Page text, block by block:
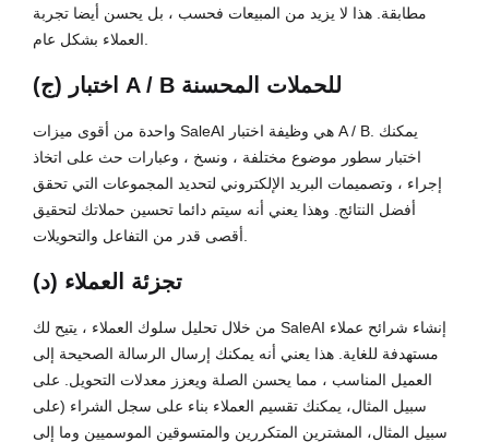
مطابقة. هذا لا يزيد من المبيعات فحسب ، بل يحسن أيضا تجربة
(ج) اختبار A / B للحملات المحسنة
واحدة من أقوى ميزات SaleAI هي وظيفة اختبار A / B. يمكنك
اختبار سطور موضوع مختلفة ، ونسخ ، وعبارات حث على اتخاذ
إجراء ، وتصميمات البريد الإلكتروني لتحديد المجموعات التي تحقق
أفضل النتائج. وهذا يعني أنه سيتم دائما تحسين حملاتك لتحقيق
(د) تجزئة العملاء
من خلال تحليل سلوك العملاء ، يتيح لك SaleAI إنشاء شرائح عملاء
مستهدفة للغاية. هذا يعني أنه يمكنك إرسال الرسالة الصحيحة إلى
العميل المناسب ، مما يحسن الصلة ويعزز معدلات التحويل. على
سبيل المثال، يمكنك تقسيم العملاء بناء على سجل الشراء (على
سبيل المثال، المشترين المتكررين والمتسوقين الموسميين وما إلى